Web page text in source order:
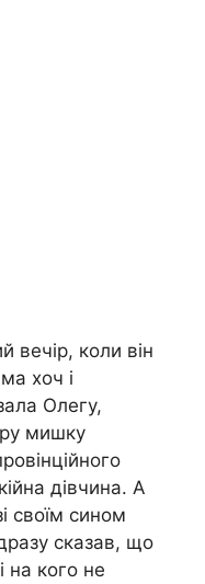
вечір, коли він
хоч і
Олегу,
мишку
дівчина. А
своїм сином
сказав, що
на кого не